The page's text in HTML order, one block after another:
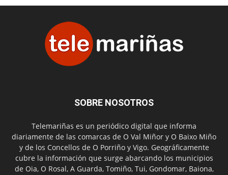
SOBRE NOSOTROS
Telemariñas es un periódico digital que informa
diariamente de las comarcas de O Val Miñor y O Baixo Miño
y de los Concellos de O Porriño y Vigo. Geográficamente
cubre la información que surge abarcando los municipios
de Oia, O Rosal, A Guarda, Tomiño, Tui, Gondomar, Baiona,